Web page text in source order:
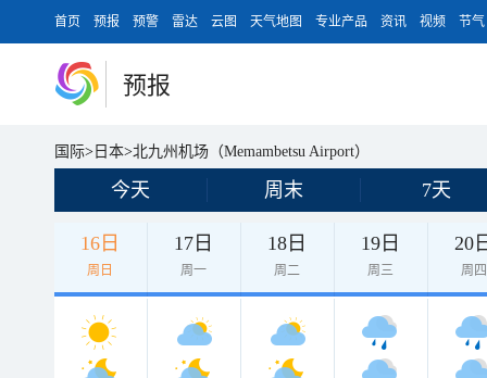
首页 预报 预警 雷达 云图 天气地图 专业产品 资讯 视频 节气
预报
国际> 日本>北九州机场（Memambetsu Airport）
今天 周末 7天
16日
周日
17日
周一
18日
周二
19日
周三
20
周四